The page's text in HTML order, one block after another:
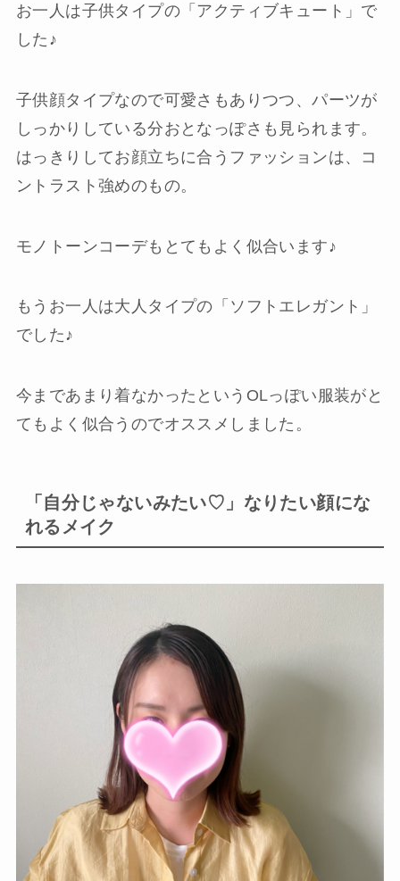
お一人は子供タイプの「アクティブキュート」で
した♪
子供顔タイプなので可愛さもありつつ、パーツが
しっかりしている分おとなっぽさも見られます。
はっきりしてお顔立ちに合うファッションは、コ
ントラスト強めのもの。
モノトーンコーデもとてもよく似合います♪
もうお一人は大人タイプの「ソフトエレガント」
でした♪
今まであまり着なかったというOLっぽい服装がと
てもよく似合うのでオススメしました。
「自分じゃないみたい♡」なりたい顔にな
れるメイク